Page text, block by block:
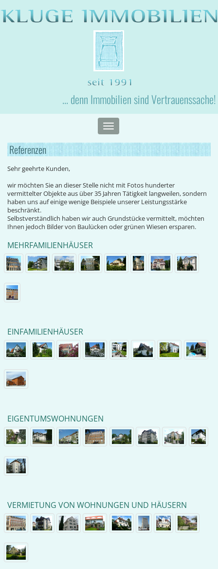
... denn Immobilien sind Vertrauenssache!
Toggle
navigation
Referenzen
Sehr geehrte Kunden,
wir möchten Sie an dieser Stelle nicht mit Fotos hunderter
vermittelter Objekte aus über 35 Jahren Tätigkeit langweilen, sondern
haben uns auf einige wenige Beispiele unserer Leistungsstärke
beschränkt.
Selbstverständlich haben wir auch Grundstücke vermittelt, möchten
Ihnen jedoch Bilder von Baulücken oder grünen Wiesen ersparen.
MEHRFAMILIENHÄUSER
EINFAMILIENHÄUSER
EIGENTUMSWOHNUNGEN
VERMIETUNG VON WOHNUNGEN UND HÄUSERN